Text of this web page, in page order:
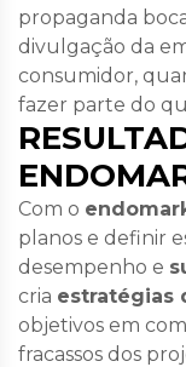
propaganda
divulgação da
consumidor,
fazer parte do
Com o
planos e definir
desempenho e
cria estratégias
objetivos em
fracassos dos